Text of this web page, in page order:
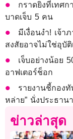
กราดยิงที่เทศ
บาดเจ็บ 5 คน
มีเงื่อนงำ! เจ้า
สงสัยอาจไม่ใช่อุบัติ
เจ็บอย่างน้อย
อาฟเตอร์ช็อก
รายงานชี้กอง
หล่าย” นั่งประธาน
ข่าวล่าสุด